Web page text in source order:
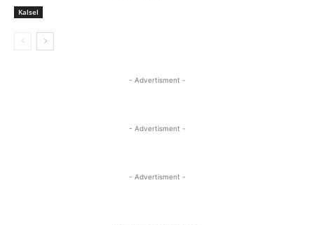
Kalsel
- Advertisment -
- Advertisment -
- Advertisment -